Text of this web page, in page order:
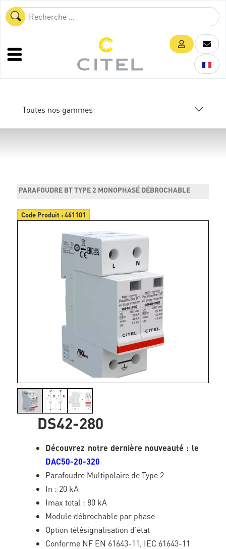
Toutes nos gammes
PARAFOUDRE BT TYPE 2 MONOPHASÉ DÉBROCHABLE
Code Produit :461101
DS42-280
Découvrez notre dernière nouveauté : le
DAC50-20-320
Parafoudre Multipolaire de Type 2
In : 20 kA
Imax total : 80 kA
Module débrochable par phase
Option télésignalisation d'état
Conforme NF EN 61643-11, IEC 61643-11